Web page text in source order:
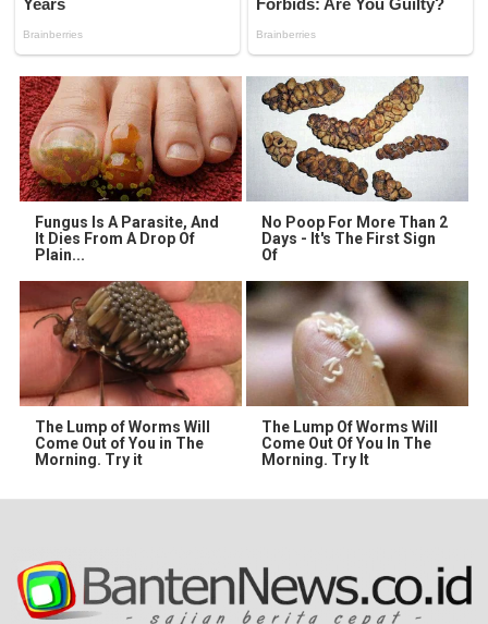
Fungus Is A Parasite, And
It Dies From A Drop Of
Plain...
No Poop For More Than 2
Days - It's The First Sign
Of
The Lump of Worms Will
Come Out of You in The
Morning. Try it
The Lump Of Worms Will
Come Out Of You In The
Morning. Try It